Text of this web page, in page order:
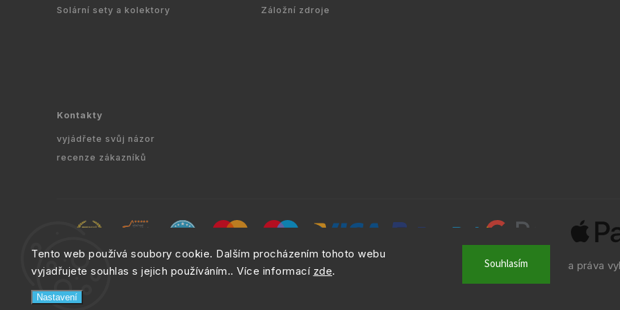
Tento web používá soubory cookie. Dalším procházením tohoto webu
vyjadřujete souhlas s jejich používáním.. Více informací zde.
Nastavení
Souhlasím
Solární sety a kolektory
Záložní zdroje
Kontakty
vyjádřete svůj názor
recenze zákazníků
Copyright © 2010 - info@navio.cz. Všechna práva